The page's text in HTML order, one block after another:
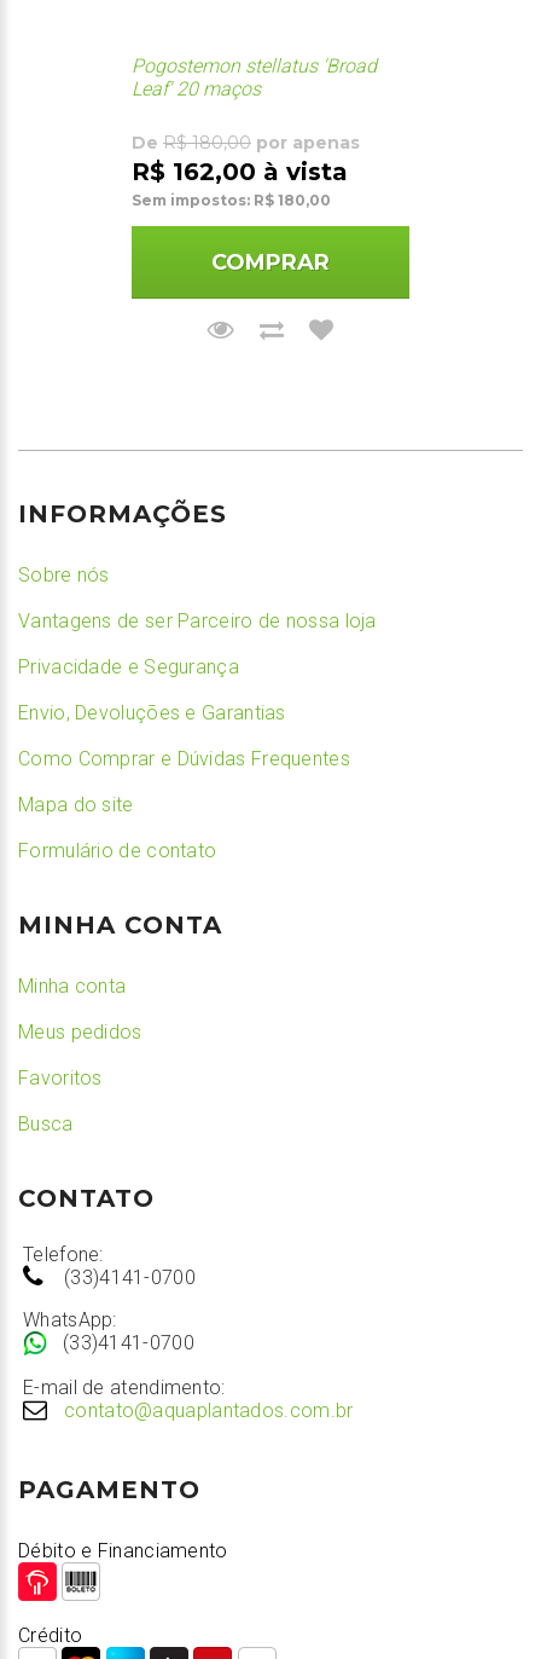
Pogostemon stellatus 'Broad
Leaf' 20 maços
De R$ 180,00 por apenas
R$ 162,00 à vista
Sem impostos: R$ 180,00
COMPRAR
INFORMAÇÕES
Sobre nós
Vantagens de ser Parceiro de nossa loja
Privacidade e Segurança
Envio, Devoluções e Garantias
Como Comprar e Dúvidas Frequentes
Mapa do site
Formulário de contato
MINHA CONTA
Minha conta
Meus pedidos
Favoritos
Busca
CONTATO
Telefone:
(33)4141-0700
WhatsApp:
(33)4141-0700
E-mail de atendimento:
contato@aquaplantados.com.br
PAGAMENTO
Débito e Financiamento
Crédito